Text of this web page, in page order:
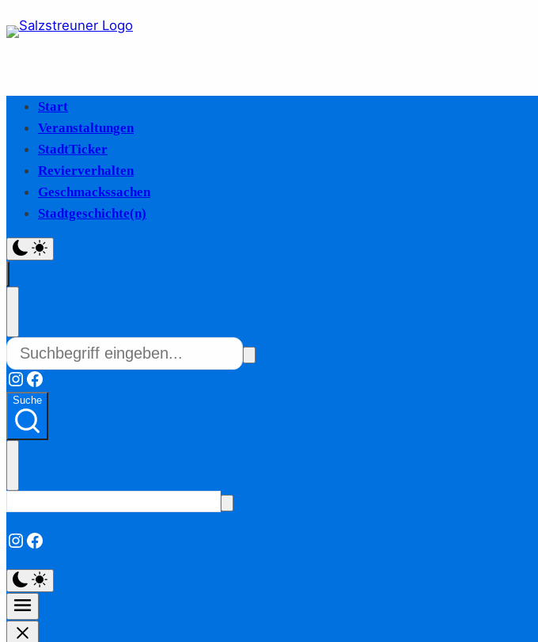
Start
Veranstaltungen
StadtTicker
Revierverhalten
Geschmackssachen
Stadtgeschichte(n)
Instagram
Facebook
Suche
Instagram
Facebook